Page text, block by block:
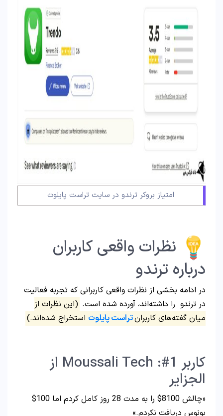
امتیاز بروکر ترندو در سایت تراست پایلوت
نظرات واقعی کاربران
درباره ترندو
در ادامه بخشی از نظرات واقعی کاربرانی که تجربه فعالیت
در ترندو را داشته‌اند، آورده شده است. (این نظرات از
میان گفته‌های کاربرانتراست پایلوت استخراج شده‌اند.)
کاربر 1#: Moussali Tech از
الجزایر
«چالش 8100$ را به مدت 28 روز کامل کردم اما 100$
بونوس دریافت نکردم.»